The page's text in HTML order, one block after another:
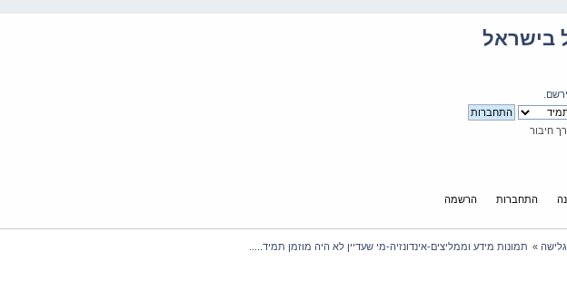
בישראל
חיבור
התחברות הרשמה
גלישה » תמונות מידע וממליצים-אינדונזיה-מי שעדיין לא היה מוזמן תמיד.....